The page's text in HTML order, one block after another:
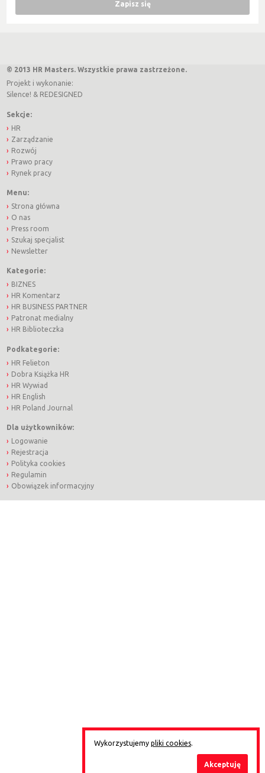
© 2013 HR Masters. Wszystkie prawa zastrzeżone.
Projekt i wykonanie:
Silence! & REDESIGNED
Sekcje:
HR
Zarządzanie
Rozwój
Prawo pracy
Rynek pracy
Menu:
Strona główna
O nas
Press room
Szukaj specjalist
Newsletter
Kategorie:
BIZNES
HR Komentarz
HR BUSINESS PARTNER
Patronat medialny
HR Biblioteczka
Podkategorie:
HR Felieton
Dobra Książka HR
HR Wywiad
HR English
HR Poland Journal
Dla użytkowników:
Logowanie
Rejestracja
Polityka cookies
Regulamin
Obowiązek informacyjny
Wykorzystujemy pliki cookies.
Akceptuję